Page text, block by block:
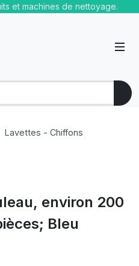
et machines de nettoyage.
Lavettes - Chiffons
environ 200
Bleu